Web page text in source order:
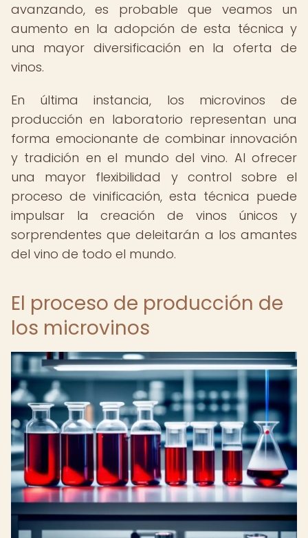
avanzando, es probable que veamos un
aumento en la adopción de esta técnica y
una mayor diversificación en la oferta de
vinos.
En última instancia, los microvinos de
producción en laboratorio representan una
forma emocionante de combinar innovación
y tradición en el mundo del vino. Al ofrecer
una mayor flexibilidad y control sobre el
proceso de vinificación, esta técnica puede
impulsar la creación de vinos únicos y
sorprendentes que deleitarán a los amantes
del vino de todo el mundo.
El proceso de producción de
los microvinos